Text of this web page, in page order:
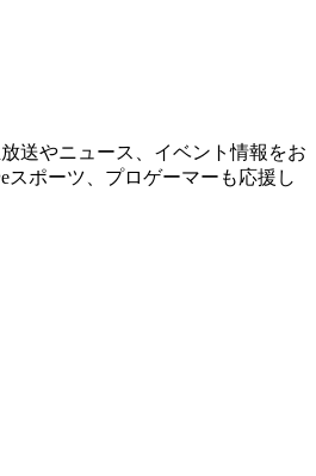
送やニュース、イベント情報をお
スポーツ、プロゲーマーも応援し